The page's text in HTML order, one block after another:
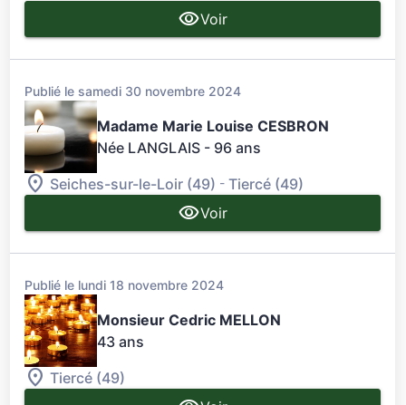
Voir
Publié le samedi 30 novembre 2024
Madame Marie Louise CESBRON
Née LANGLAIS - 96 ans
Seiches-sur-le-Loir (49) -Tiercé (49)
Voir
Publié le lundi 18 novembre 2024
Monsieur Cedric MELLON
43 ans
Tiercé (49)